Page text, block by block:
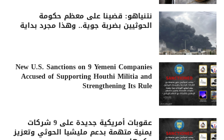
نتنياهو: قضينا على معظم حكومة
الحوثيين بضربة جوية.. وهذا مجرد بداية
New U.S. Sanctions on 9 Yemeni Companies
Accused of Supporting Houthi Militia and
Strengthening Its Rule
عقوبات أمريكية جديدة على 9 شركات
يمنية متهمة بدعم مليشيا الحوثي وتعزيز